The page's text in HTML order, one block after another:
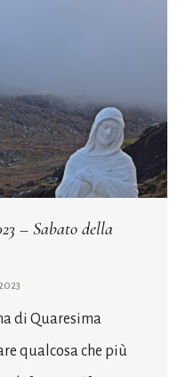
– Sabato della
di Quaresima
qualcosa che più